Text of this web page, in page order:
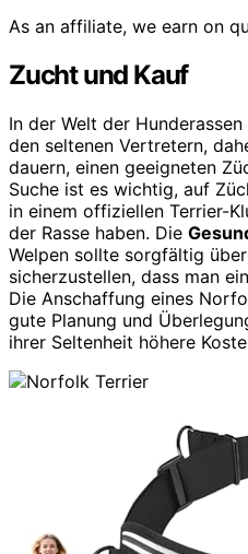
As an affiliate, we earn on
Zucht und Kauf
In der Welt der
den seltenen Vertretern,
dauern, einen geeigneten
Suche ist es wichtig, auf
in einem offiziellen Terrier-
der Rasse haben. Die
Welpen sollte sorgfältig
sicherzustellen, dass man
Die Anschaffung eines
gute Planung und
ihrer Seltenheit höhere